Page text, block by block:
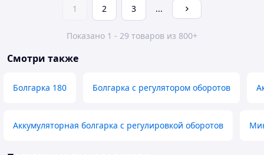
1 2 3 ...
Показано 1 - 29 товаров из 800+
Смотри также
Болгарка 180 Болгарка с регулятором оборотов
Аккумуляторная болгарка с регулировкой оборотов